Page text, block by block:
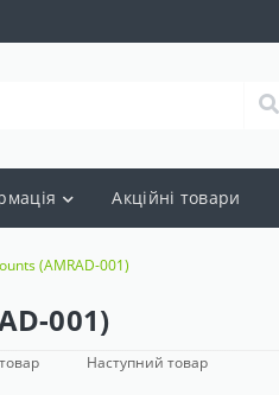
Акцiйнi товари
(AMRAD-001)
001)
Наступний товар